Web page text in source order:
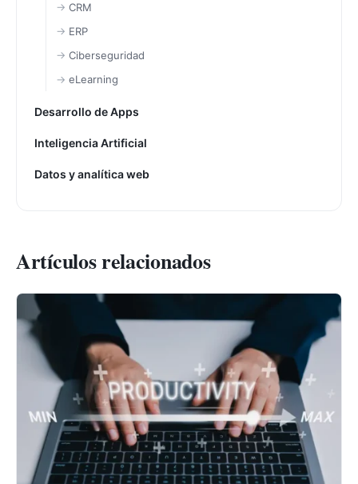
CRM
ERP
Ciberseguridad
eLearning
Desarrollo de Apps
Inteligencia Artificial
Datos y analítica web
Artículos relacionados